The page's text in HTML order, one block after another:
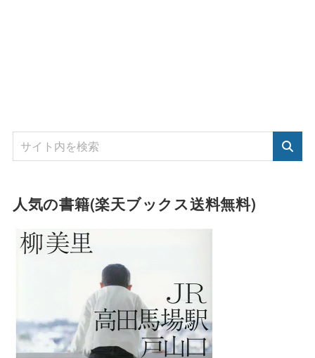
人気の書籍(楽天ブックス送料無料)